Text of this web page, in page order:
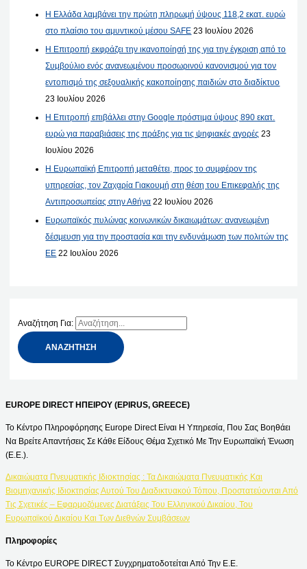
Η Ελλάδα λαμβάνει την πρώτη πληρωμή ύψους 118,2 εκατ. ευρώ
στο πλαίσιο του αμυντικού μέσου SAFE 23 Ιουλίου 2026
Η Επιτροπή εκφράζει την ικανοποίησή της για την έγκριση από το
Συμβούλιο ενός ανανεωμένου προσωρινού κανονισμού για τον
εντοπισμό της σεξουαλικής κακοποίησης παιδιών στο διαδίκτυο
23 Ιουλίου 2026
Η Επιτροπή επιβάλλει στην Google πρόστιμα ύψους 890 εκατ.
ευρώ για παραβιάσεις της πράξης για τις ψηφιακές αγορές 23
Ιουλίου 2026
Η Ευρωπαϊκή Επιτροπή μεταθέτει, προς το συμφέρον της
υπηρεσίας, τον Ζαχαρία Γιακουμή στη θέση του Επικεφαλής της
Αντιπροσωπείας στην Αθήνα 22 Ιουλίου 2026
Ευρωπαϊκός πυλώνας κοινωνικών δικαιωμάτων: ανανεωμένη
δέσμευση για την προστασία και την ενδυνάμωση των πολιτών της
ΕΕ 22 Ιουλίου 2026
Αναζήτηση Για:
EUROPE DIRECT ΗΠΕΙΡΟΥ (EPIRUS, GREECE)
Το Κέντρο Πληροφόρησης Europe Direct Είναι Η Υπηρεσία, Που Σας Βοηθάει
Να Βρείτε Απαντήσεις Σε Κάθε Είδους Θέμα Σχετικό Με Την Ευρωπαϊκή Ένωση
(Ε.Ε.).
Δικαιώματα Πνευματικής Ιδιοκτησίας : Τα Δικαιώματα Πνευματικής Και
Βιομηχανικής Ιδιοκτησίας Αυτού Του Διαδικτυακού Τόπου, Προστατεύονται Από
Τις Σχετικές – Εφαρμοζόμενες Διατάξεις Του Ελληνικού Δικαίου, Του
Ευρωπαϊκού Δικαίου Και Των Διεθνών Συμβάσεων
Πληροφορίες
Το Κέντρο EUROPE DIRECT Συγχρηματοδοτείται Από Την Ε.Ε.